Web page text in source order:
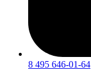
8 495 646-01-64